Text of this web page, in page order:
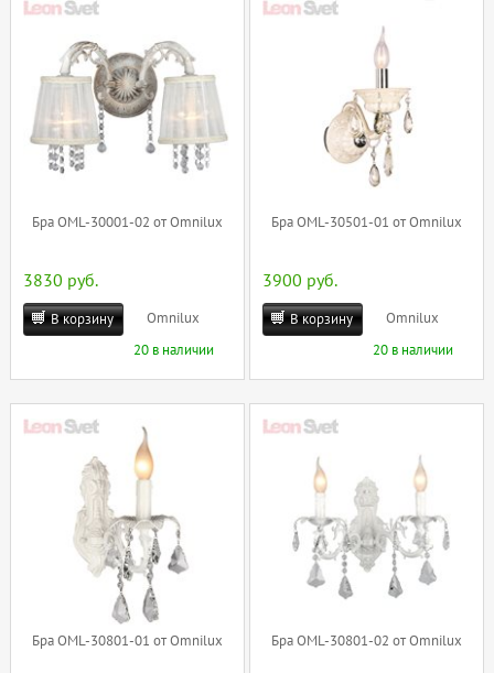
Бра OML-30001-02 от Omnilux
3830 руб.
В корзину
Omnilux
20 в наличии
Бра OML-30501-01 от Omnilux
3900 руб.
В корзину
Omnilux
20 в наличии
Бра OML-30801-01 от Omnilux Бра OML-30801-02 от Omnilux